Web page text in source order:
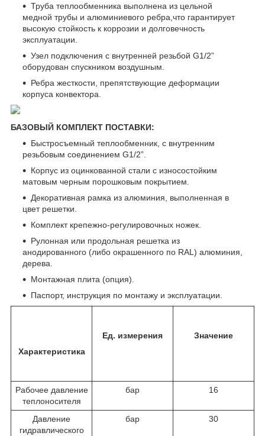
Труба теплообменника выполнена из цельной
медной трубы и алюминиевого ребра,что гарантирует
высокую стойкость к коррозии и долговечность
эксплуатации.
Узел подключения с внутренней резьбой G1/2”
оборудован спускником воздушным.
Ребра жесткости, препятствующие деформации
корпуса конвектора.
БАЗОВЫЙ КОМПЛЕКТ ПОСТАВКИ:
Быстросъемный теплообменник, с внутренним
резьбовым соединением G1/2”.
Корпус из оцинкованной стали с износостойким
матовым черным порошковым покрытием.
Декоративная рамка из алюминия, выполненная в
цвет решетки.
Комплект крепежно-регулировочных ножек.
Рулонная или продольная решетка из
анодированного (либо окрашенного по RAL) алюминия,
дерева.
Монтажная плита (опция).
Паспорт, инструкция по монтажу и эксплуатации.
Характеристика
Ед. измерения Значение
Рабочее давление
теплоносителя
бар 16
Давление
гидравлического
бар 30